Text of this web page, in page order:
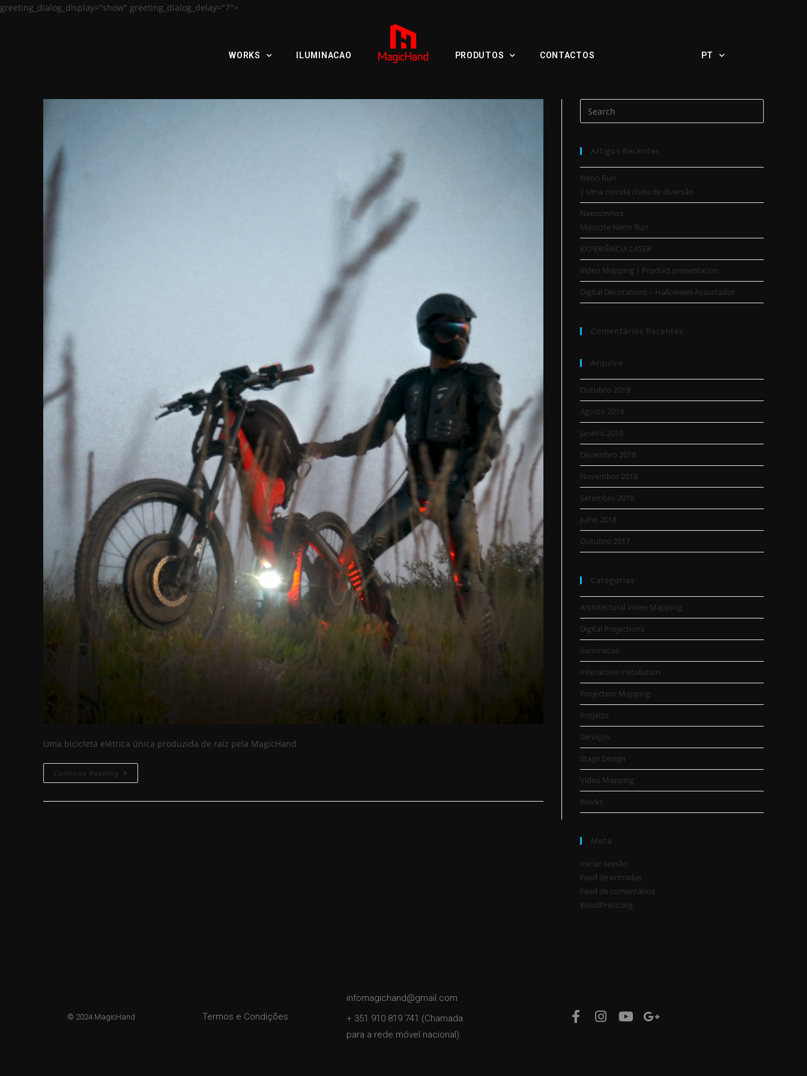
greeting_dialog_display="show" greeting_dialog_delay="7">
WORKS ILUMINACAO PRODUTOS CONTACTOS PT
Uma bicicleta elétrica única produzida de raiz pela MagicHand
Continue Reading
Artigos Recentes
Neon Run
| Uma corrida cheia de diversão
Neonzinhos
Mascote Neon Run
EXPERIÊNCIA LASER
Video Mapping | Product presentation
Digital Decorations – Halloween Assustador
Comentários Recentes
Arquivo
Outubro 2019
Agosto 2019
Janeiro 2019
Dezembro 2018
Novembro 2018
Setembro 2018
Julho 2018
Outubro 2017
Categorias
Architectural Video Mapping
Digital Projections
Iluminacao
Interactive Installation
Projection Mapping
Projects
Serviços
Stage Design
Video Mapping
Works
Meta
Iniciar sessão
Feed de entradas
Feed de comentários
WordPress.org
© 2024 MagicHand Termos e Condições
infomagichand@gmail.com
+ 351 910 819 741 (Chamada
para a rede móvel nacional)